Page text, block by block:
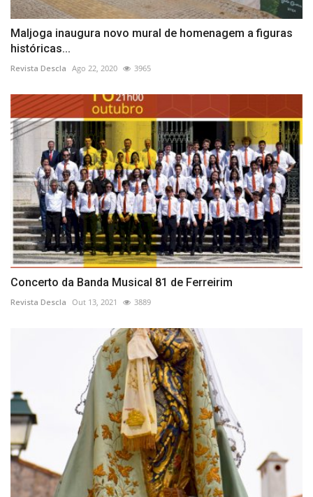
Maljoga inaugura novo mural de homenagem a figuras
históricas...
Revista Descla Ago 22, 2020 3965
Concerto da Banda Musical 81 de Ferreirim
Revista Descla Out 13, 2021 3889